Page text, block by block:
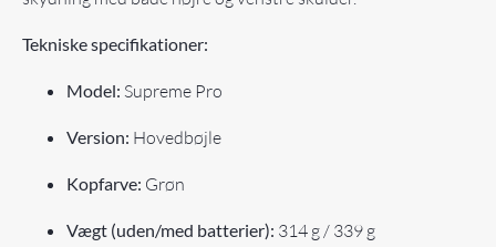
Tekniske specifikationer:
Model: Supreme Pro
Version: Hovedbøjle
Kopfarve: Grøn
Vægt (uden/med batterier): 314 g / 339 g